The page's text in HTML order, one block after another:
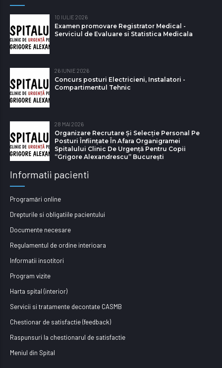
10 IULIE 2026
Examen promovare Registrator Medical -
Serviciul de Evaluare si Statistica Medicala
26 IUNIE 2026
Concurs posturi Electricieni, Instalatori -
Compartimentul Tehnic
28 MAI 2026
Organizare Recrutare Și Selecție Personal Pe
Posturi Înființate În Afara Organigramei
Spitalului Clinic De Urgență Pentru Copii
“Grigore Alexandrescu” Bucureşti
Informatii pacienti
Programări online
Drepturile si obligatiile pacientului
Documente necesare
Regulamentul de ordine interioara
Informatii insotitori
Program vizite
Harta spital (interior)
Servicii si tratamente decontate CASMB
Chestionar de satisfactie (feedback)
Raspunsuri la chestionarul de satisfactie
Meniul din Spital